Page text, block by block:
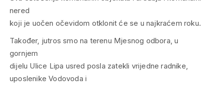
nered
koji je uočen očevidom otklonit će se u najkraćem roku.
Također, jutros smo na terenu Mjesnog odbora, u
gornjem
dijelu Ulice Lipa usred posla zatekli vrijedne radnike,
uposlenike Vodovoda i